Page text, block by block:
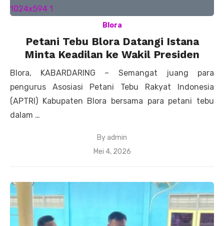
Blora
Petani Tebu Blora Datangi Istana
Minta Keadilan ke Wakil Presiden
Blora, KABARDARING – Semangat juang para
pengurus Asosiasi Petani Tebu Rakyat Indonesia
(APTRI) Kabupaten Blora bersama para petani tebu
dalam …
By admin
Posted
Mei 4, 2026